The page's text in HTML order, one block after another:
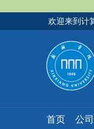
欢迎来到计
首页 公